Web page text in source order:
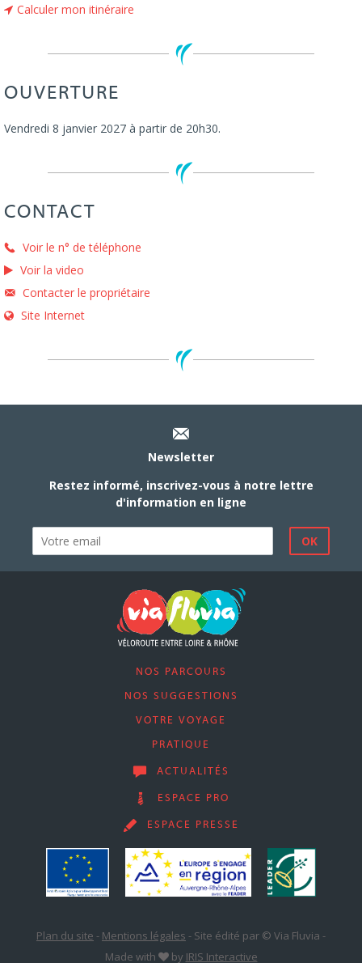
Calculer mon itinéraire
OUVERTURE
Vendredi 8 janvier 2027 à partir de 20h30.
CONTACT
Voir le n° de téléphone
Voir la video
Contacter le propriétaire
Site Internet
Newsletter
Restez informé, inscrivez-vous à notre lettre
d'information en ligne
NOS PARCOURS
NOS SUGGESTIONS
VOTRE VOYAGE
PRATIQUE
ACTUALITÉS
ESPACE PRO
ESPACE PRESSE
Plan du site - Mentions légales - Site édité par © Via Fluvia -
Made with
by IRIS Interactive